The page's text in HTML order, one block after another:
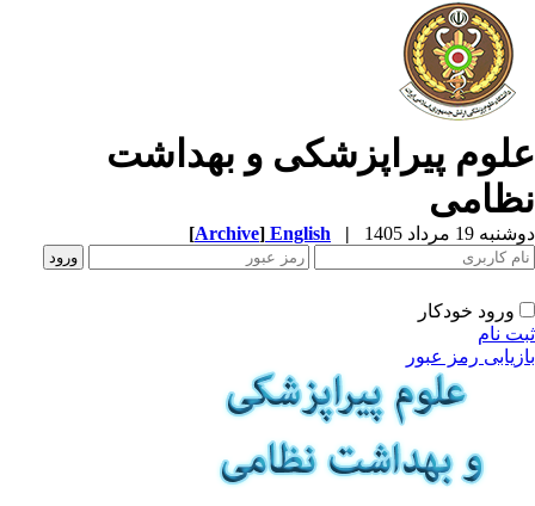
پیراپزشکی و بهداشت
19 مرداد 1405 |
English
[Archive]
ورود خودکار
نام
رمز عبور